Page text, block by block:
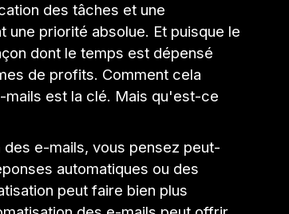
des tâches et une
priorité absolue. Et puisque le
dont le temps est dépensé
de profits. Comment cela
est la clé. Mais qu'est-ce
e-mails, vous pensez peut-
automatiques ou des
peut faire bien plus